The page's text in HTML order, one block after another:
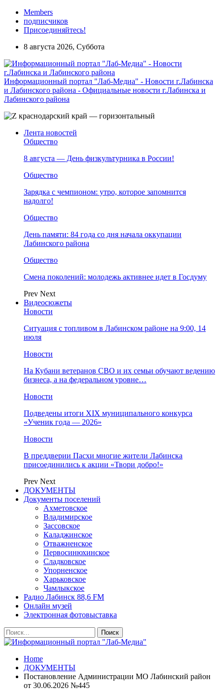
Members
подписчиков
Присоединяйтесь!
8 августа 2026, Суббота
Информационный портал "Лаб-Медиа" - Новости г.Лабинска
и Лабинского района - Официальные новости г.Лабинска и
Лабинского района
Лента новостей
Общество
8 августа — День физкультурника в России!
Общество
Зарядка с чемпионом: утро, которое запомнится
надолго!
Общество
День памяти: 84 года со дня начала оккупации
Лабинского района
Общество
Смена поколений: молодежь активнее идет в Госдуму
Prev Next
Видеосюжеты
Новости
Ситуация с топливом в Лабинском районе на 9:00, 14
июля
Новости
На Кубани ветеранов СВО и их семьи обучают ведению
бизнеса, а на федеральном уровне…
Новости
Подведены итоги XIX муниципального конкурса
«Ученик года — 2026»
Новости
В преддверии Пасхи многие жители Лабинска
присоединились к акции «Твори добро!»
Prev Next
ДОКУМЕНТЫ
Документы поселений
Ахметовское
Владимирское
Зассовское
Каладжинское
Отважненское
Первосинюхинское
Сладковское
Упорненское
Харьковское
Чамлыкское
Радио Лабинск 88,6 FM
Онлайн музей
Электронная фотовыставка
Home
ДОКУМЕНТЫ
Постановление Администрации МО Лабинский район
от 30.06.2026 №445